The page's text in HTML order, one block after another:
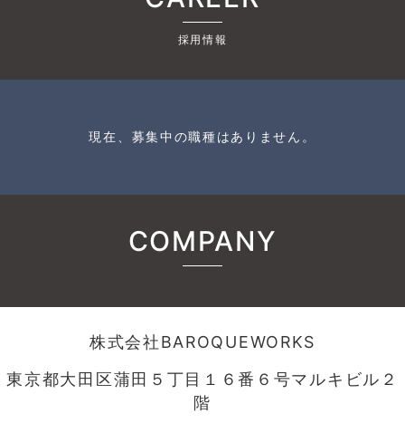
採用情報
現在、募集中の職種はありません。
COMPANY
株式会社BAROQUEWORKS
東京都大田区蒲田５丁目１６番６号マルキビル２
階